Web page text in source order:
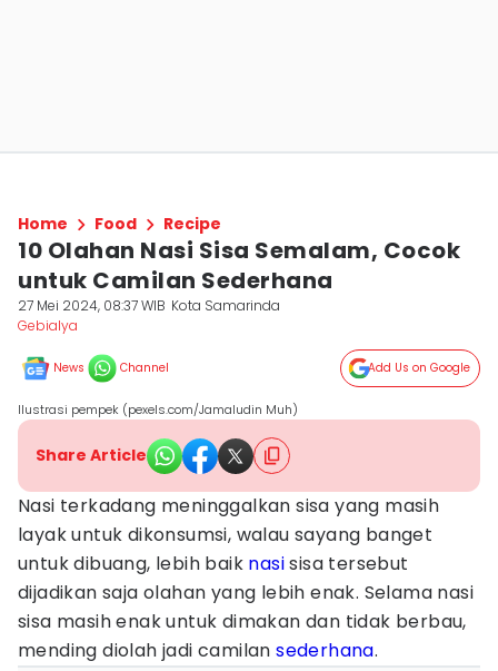
Home Food Recipe
10 Olahan Nasi Sisa Semalam, Cocok
untuk Camilan Sederhana
27 Mei 2024, 08:37 WIB Kota Samarinda
Gebialya
News Channel Add Us on Google
Ilustrasi pempek (pexels.com/Jamaludin Muh)
Share Article
Nasi terkadang meninggalkan sisa yang masih
layak untuk dikonsumsi, walau sayang banget
untuk dibuang, lebih baik nasisisa tersebut
dijadikan saja olahan yang lebih enak. Selama nasi
sisa masih enak untuk dimakan dan tidak berbau,
mending diolah jadi camilansederhana.